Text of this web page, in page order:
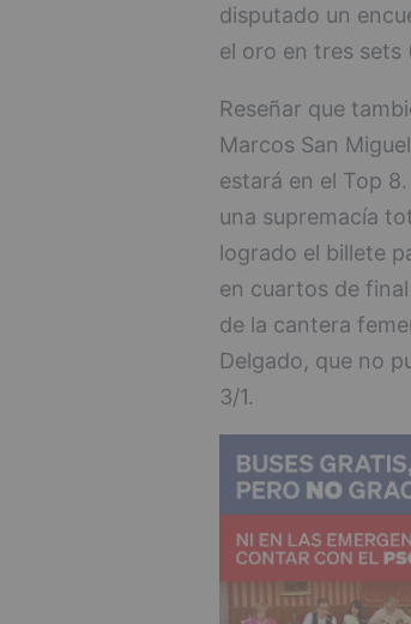
disputado un
el oro en tres sets
Reseñar que
Marcos San
estará en el Top
una supremacía
logrado el billete
en cuartos de
de la cantera
Delgado, que no
3/1.